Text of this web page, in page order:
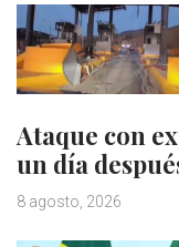
Ataque con
un día
8 agosto, 2026